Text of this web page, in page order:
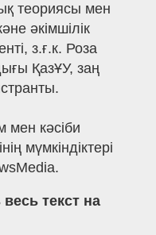
теориясы мен
әкімшілік
з.ғ.к. Роза
ҚазҰУ, заң
мен кәсіби
мүмкіндіктері
текст на